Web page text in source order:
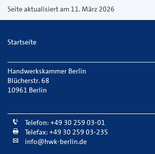
versenden
Seite aktualisiert am 11. März 2026
Startseite
Handwerkskammer Berlin
Blücherstr. 68
10961 Berlin
Telefon: +49 30 259 03-01
Telefax: +49 30 259 03-235
info@hwk-berlin.de